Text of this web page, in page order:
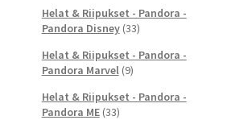
Helat & Riipukset - Pandora -
Pandora Disney (33)
Helat & Riipukset - Pandora -
Pandora Marvel (9)
Helat & Riipukset - Pandora -
Pandora ME (33)